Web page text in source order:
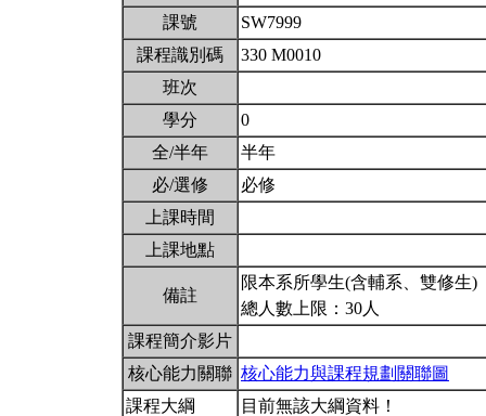
課號
SW7999
課程識別碼
330 M0010
班次
學分
0
全/半年
半年
必/選修
必修
上課時間
上課地點
備註
限本系所學生(含輔系、雙修生)
總人數上限：30人
課程簡介影片
核心能力關聯 核心能力與課程規劃關聯圖
課程大綱
目前無該大綱資料！